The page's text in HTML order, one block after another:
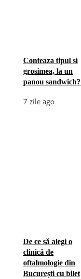
Conteaza tipul si
grosimea, la un
panou sandwich?
7 zile ago
De ce să alegi o
clinică de
oftalmologie din
București cu bilet